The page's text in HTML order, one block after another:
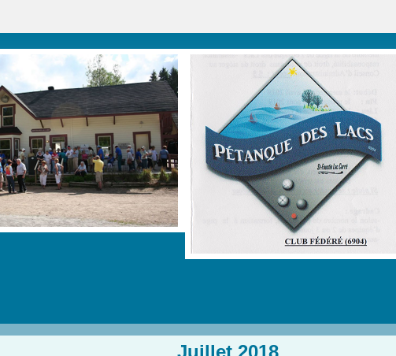
Juillet 2018